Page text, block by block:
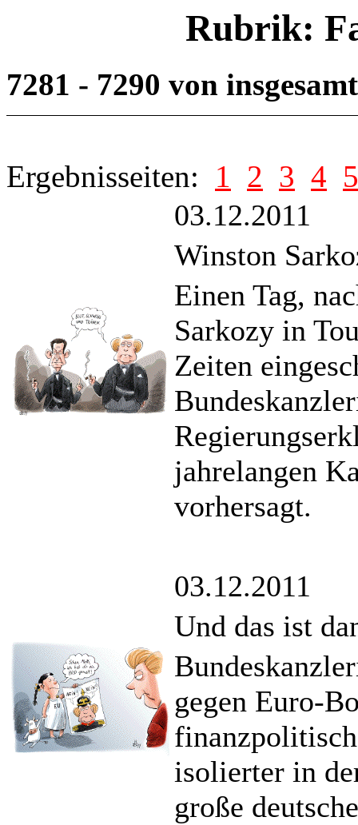
Rubrik:
7281 - 7290 von
Ergebnisseiten: 1 2 3 4 5
03.12.2011
Winston
Einen Tag,
Sarkozy in
Zeiten
jahrelangen
vorhersagt.
03.12.2011
Und das ist
gegen Euro-
isolierter in
große